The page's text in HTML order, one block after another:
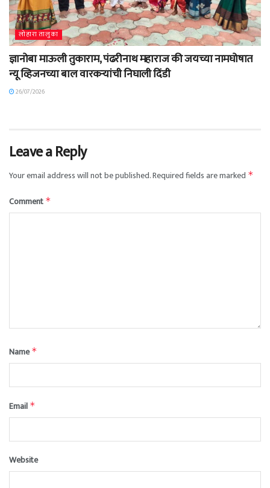
लोहारा तालुका
ज्ञानोबा माऊली तुकाराम, पंढरीनाथ महाराज की जयच्या नामघोषात
न्यू व्हिजनच्या बाल वारकऱ्यांची निघाली दिंडी
26/07/2026
Leave a Reply
Your email address will not be published.Required fields are marked *
Comment *
Name*
Email *
Website